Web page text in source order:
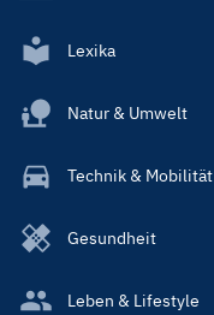
Lexika
Natur & Umwelt
Technik & Mobilität
Gesundheit
Leben & Lifestyle